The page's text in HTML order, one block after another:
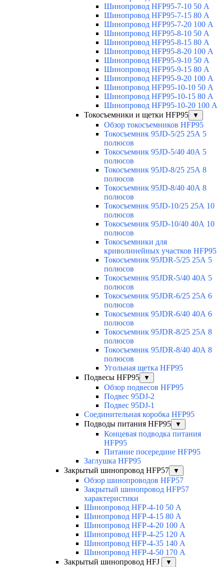
Шинопровод HFP95-7-10 50 А
Шинопровод HFP95-7-15 80 А
Шинопровод HFP95-7-20 100 А
Шинопровод HFP95-8-10 50 А
Шинопровод HFP95-8-15 80 А
Шинопровод HFP95-8-20 100 А
Шинопровод HFP95-9-10 50 А
Шинопровод HFP95-9-15 80 А
Шинопровод HFP95-9-20 100 А
Шинопровод HFP95-10-10 50 А
Шинопровод HFP95-10-15 80 А
Шинопровод HFP95-10-20 100 А
Токосъемники и щетки HFP95
▼
Обзор токосъемников HFP95
Токосъемник 95JD-5/25 25А 5
полюсов
Токосъемник 95JD-5/40 40А 5
полюсов
Токосъемник 95JD-8/25 25А 8
полюсов
Токосъемник 95JD-8/40 40А 8
полюсов
Токосъемник 95JD-10/25 25А 10
полюсов
Токосъемник 95JD-10/40 40А 10
полюсов
Токосъемники для
криволинейных участков HFP95
Токосъемник 95JDR-5/25 25А 5
полюсов
Токосъемник 95JDR-5/40 40А 5
полюсов
Токосъемник 95JDR-6/25 25А 6
полюсов
Токосъемник 95JDR-6/40 40А 6
полюсов
Токосъемник 95JDR-8/25 25А 8
полюсов
Токосъемник 95JDR-8/40 40А 8
полюсов
Угольная щетка HFP95
Подвесы HFP95
▼
Обзор подвесов HFP95
Подвес 95DJ-2
Подвес 95DJ-1
Соединительная коробка HFP95
Подводы питания HFP95
▼
Концевая подводка питания
HFP95
Питание посередине HFP95
Заглушка HFP95
Закрытый шинопровод HFP57
▼
Обзор шинопроводов HFP57
Закрытый шинопровод HFP57
характеристики
Шинопровод HFP-4-10 50 А
Шинопровод HFP-4-15 80 А
Шинопровод HFP-4-20 100 А
Шинопровод HFP-4-25 120 А
Шинопровод HFP-4-35 140 А
Шинопровод HFP-4-50 170 А
Закрытый шинопровод HFJ
▼